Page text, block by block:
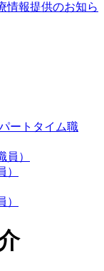
情報提供のお知ら
ートタイム職
）